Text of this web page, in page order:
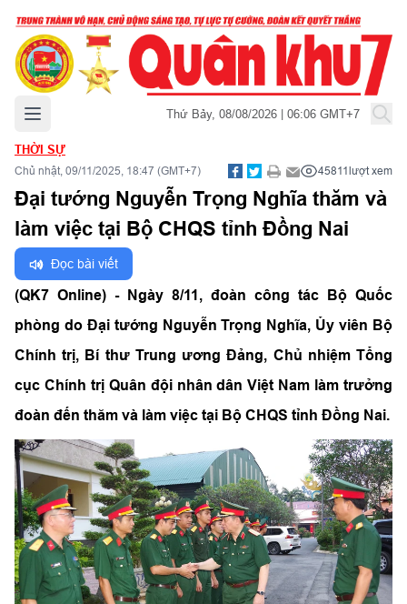
Mở menu chính Thứ Bảy, 08/08/2026 | 06:06 GMT+7
THỜI SỰ
Chủ nhật, 09/11/2025, 18:47 (GMT+7) 45811lượt xem
Đại tướng Nguyễn Trọng Nghĩa thăm và
làm việc tại Bộ CHQS tỉnh Đồng Nai
Đọc bài viết
(QK7 Online) - Ngày 8/11, đoàn công tác Bộ Quốc
phòng do Đại tướng Nguyễn Trọng Nghĩa, Ủy viên Bộ
Chính trị, Bí thư Trung ương Đảng, Chủ nhiệm Tổng
cục Chính trị Quân đội nhân dân Việt Nam làm trưởng
đoàn đến thăm và làm việc tại Bộ CHQS tỉnh Đồng Nai.